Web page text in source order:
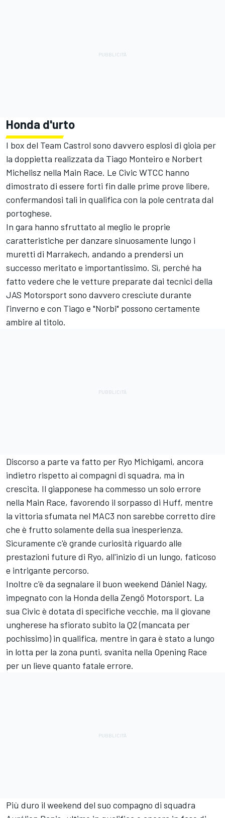
Honda d'urto
I box del Team Castrol sono davvero esplosi di gioia per
la doppietta realizzata da Tiago Monteiro e Norbert
Michelisz nella Main Race. Le Civic WTCC hanno
dimostrato di essere forti fin dalle prime prove libere,
confermandosi tali in qualifica con la pole centrata dal
portoghese.
In gara hanno sfruttato al meglio le proprie
caratteristiche per danzare sinuosamente lungo i
muretti di Marrakech, andando a prendersi un
successo meritato e importantissimo. Sì, perché ha
fatto vedere che le vetture preparate dai tecnici della
JAS Motorsport sono davvero cresciute durante
l'inverno e con Tiago e "Norbi" possono certamente
ambire al titolo.
Discorso a parte va fatto per Ryo Michigami, ancora
indietro rispetto ai compagni di squadra, ma in
crescita. Il giapponese ha commesso un solo errore
nella Main Race, favorendo il sorpasso di Huff, mentre
la vittoria sfumata nel MAC3 non sarebbe corretto dire
che è frutto solamente della sua inesperienza.
Sicuramente c'è grande curiosità riguardo alle
prestazioni future di Ryo, all'inizio di un lungo, faticoso
e intrigante percorso.
Inoltre c'è da segnalare il buon weekend Dániel Nagy,
impegnato con la Honda della Zengő Motorsport. La
sua Civic è dotata di specifiche vecchie, ma il giovane
ungherese ha sfiorato subito la Q2 (mancata per
pochissimo) in qualifica, mentre in gara è stato a lungo
in lotta per la zona punti, svanita nella Opening Race
per un lieve quanto fatale errore.
Più duro il weekend del suo compagno di squadra